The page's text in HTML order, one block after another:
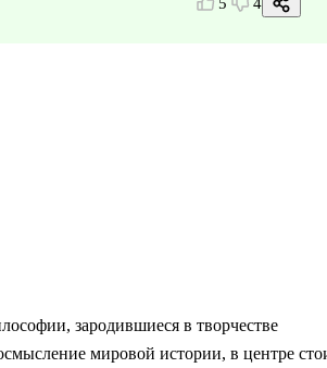
зародившиеся в творчестве
мировой истории, в центре